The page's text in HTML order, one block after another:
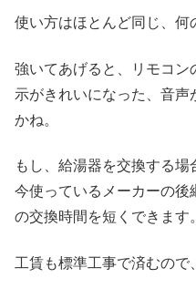
使い方はほとんど同じ、何
強いてあげると、リモコン
示がきれいになった、音
かね。
もし、給湯器を交換する場
今使っているメーカーの後
の交換時間を短くできます。
工賃も標準工事で済むので